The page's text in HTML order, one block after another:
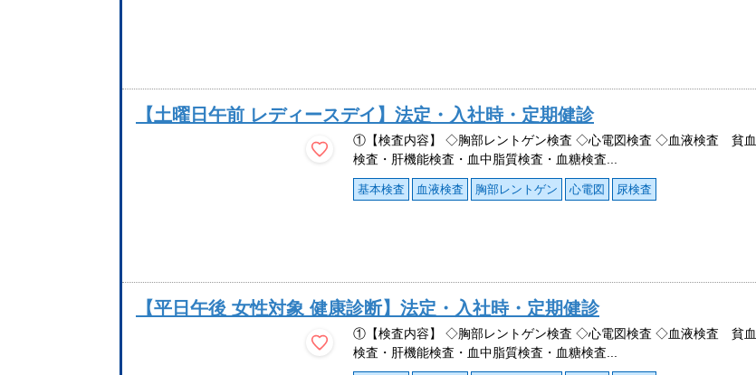
【土曜日午前 レディースデイ】法定・入社時・定期健診
①【検査内容】 ◇胸部レントゲン検査 ◇心電図検査 ◇血液検査 貧血
検査・肝機能検査・血中脂質検査・血糖検査...
基本検査 血液検査 胸部レントゲン 心電図 尿検査
【平日午後 女性対象 健康診断】法定・入社時・定期健診
①【検査内容】 ◇胸部レントゲン検査 ◇心電図検査 ◇血液検査 貧血
検査・肝機能検査・血中脂質検査・血糖検査...